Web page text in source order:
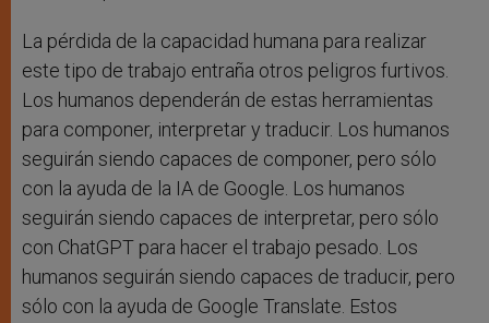
La pérdida de la capacidad humana para realizar
este tipo de trabajo entraña otros peligros furtivos.
Los humanos dependerán de estas herramientas
para componer, interpretar y traducir. Los humanos
seguirán siendo capaces de componer, pero sólo
con la ayuda de la IA de Google. Los humanos
seguirán siendo capaces de interpretar, pero sólo
con ChatGPT para hacer el trabajo pesado. Los
humanos seguirán siendo capaces de traducir, pero
sólo con la ayuda de Google Translate. Estos